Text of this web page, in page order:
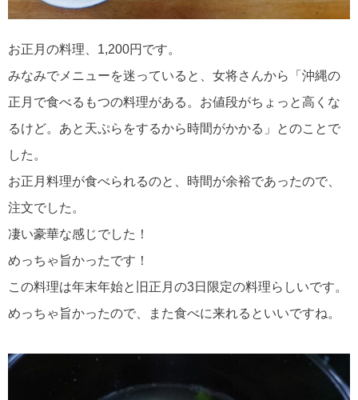
お正月の料理、1,200円です。
みなみでメニューを迷っていると、女将さんから「沖縄の
正月で食べるもつの料理がある。お値段がちょっと高くな
るけど。あと天ぷらをするから時間がかかる」とのことで
した。
お正月料理が食べられるのと、時間が余裕であったので、
注文でした。
凄い豪華な感じでした！
めっちゃ旨かったです！
この料理は年末年始と旧正月の3日限定の料理らしいです。
めっちゃ旨かったので、また食べに来れるといいですね。